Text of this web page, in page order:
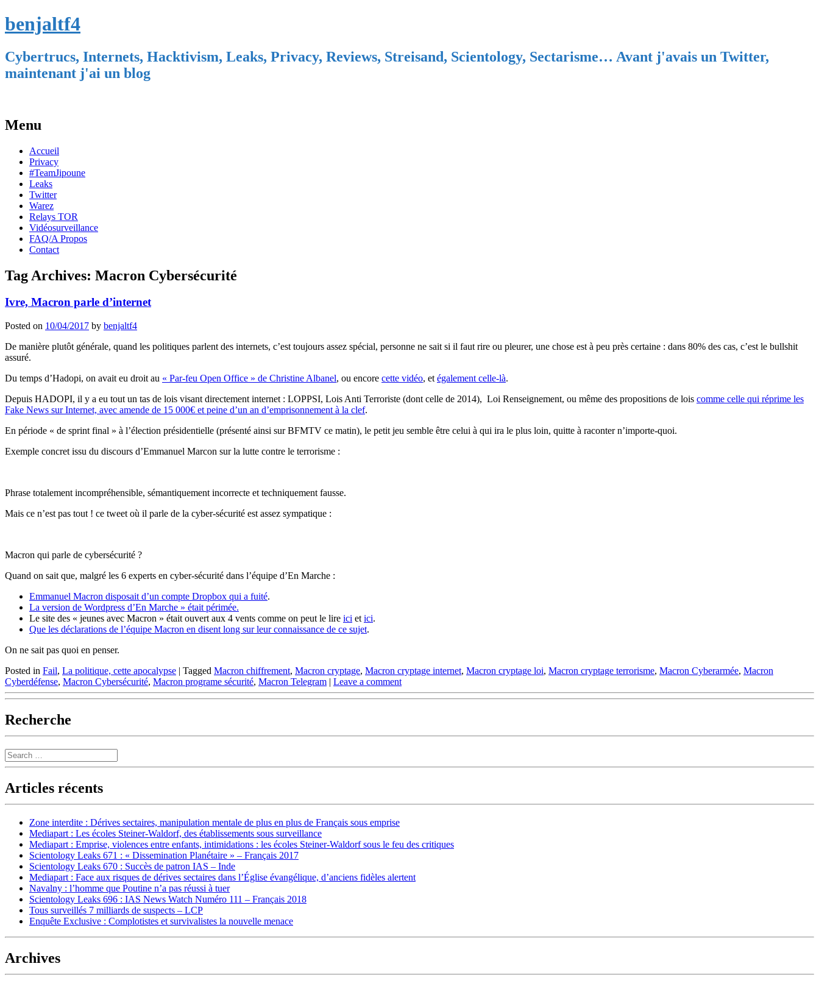
benjaltf4
Cybertrucs, Internets, Hacktivism, Leaks, Privacy, Reviews, Streisand, Scientology, Sectarisme… Avant j'avais un Twitter,
maintenant j'ai un blog
Menu
Skip
content
Accueil
Privacy
#TeamJipoune
Leaks
Twitter
Warez
Relays TOR
Vidéosurveillance
FAQ/A Propos
Contact
Tag Archives: Macron Cybersécurité
Ivre, Macron parle d’internet
Posted on 10/04/2017 by benjaltf4
De manière plutôt générale, quand les politiques parlent des internets, c’est toujours assez spécial, personne ne sait si il faut rire ou pleurer, une chose est à peu près certaine : dans 80% des cas, c’est le bullshit
assuré.
Du temps d’Hadopi, on avait eu droit au « Par-feu Open Office » de Christine Albanel, ou encore cette vidéo, et également celle-là.
Depuis HADOPI, il y a eu tout un tas de lois visant directement internet : LOPPSI, Lois Anti Terroriste (dont celle de 2014), Loi Renseignement, ou même des propositions de lois comme celle qui réprime les
Fake News sur Internet, avec amende de 15 000€ et peine d’un an d’emprisonnement à la clef.
En période « de sprint final » à l’élection présidentielle (présenté ainsi sur BFMTV ce matin), le petit jeu semble être celui à qui ira le plus loin, quitte à raconter n’importe-quoi.
Exemple concret issu du discours d’Emmanuel Marcon sur la lutte contre le terrorisme :
Phrase totalement incompréhensible, sémantiquement incorrecte et techniquement fausse.
Mais ce n’est pas tout ! ce tweet où il parle de la cyber-sécurité est assez sympatique :
Macron qui parle de cybersécurité ?
Quand on sait que, malgré les 6 experts en cyber-sécurité dans l’équipe d’En Marche :
Emmanuel Macron disposait d’un compte Dropbox qui a fuité.
La version de Wordpress d’En Marche » était périmée.
Le site des « jeunes avec Macron » était ouvert aux 4 vents comme on peut le lire ici et ici.
Que les déclarations de l’équipe Macron en disent long sur leur connaissance de ce sujet.
On ne sait pas quoi en penser.
Posted in Fail, La politique, cette apocalypse | Tagged Macron chiffrement, Macron cryptage, Macron cryptage internet, Macron cryptage loi, Macron cryptage terrorisme, Macron Cyberarmée, Macron
Cyberdéfense, Macron Cybersécurité, Macron programe sécurité, Macron Telegram | Leave a comment
Recherche
Search
Articles récents
Zone interdite : Dérives sectaires, manipulation mentale de plus en plus de Français sous emprise
Mediapart : Les écoles Steiner-Waldorf, des établissements sous surveillance
Mediapart : Emprise, violences entre enfants, intimidations : les écoles Steiner-Waldorf sous le feu des critiques
Scientology Leaks 671 : « Dissemination Planétaire » – Français 2017
Scientology Leaks 670 : Succès de patron IAS – Inde
Mediapart : Face aux risques de dérives sectaires dans l’Église évangélique, d’anciens fidèles alertent
Navalny : l’homme que Poutine n’a pas réussi à tuer
Scientology Leaks 696 : IAS News Watch Numéro 111 – Français 2018
Tous surveillés 7 milliards de suspects – LCP
Enquête Exclusive : Complotistes et survivalistes la nouvelle menace
Archives